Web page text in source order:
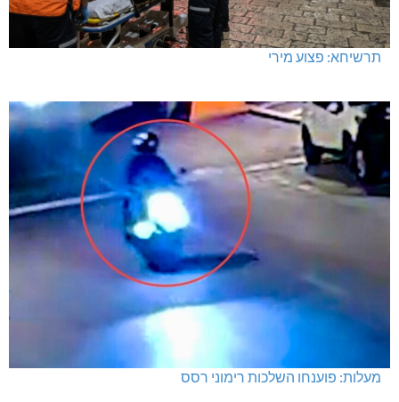
תרשיחא: פצוע מירי
מעלות: פוענחו השלכות רימוני רסס